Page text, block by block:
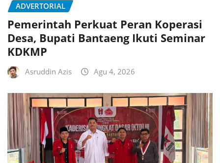
ADVERTORIAL
Pemerintah Perkuat Peran Koperasi
Desa, Bupati Bantaeng Ikuti Seminar
KDKMP
Asruddin Azis Agu 4, 2026